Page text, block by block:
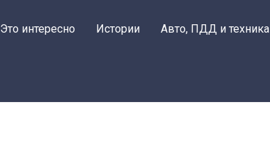
Это интересно Истории Авто, ПДД и техника